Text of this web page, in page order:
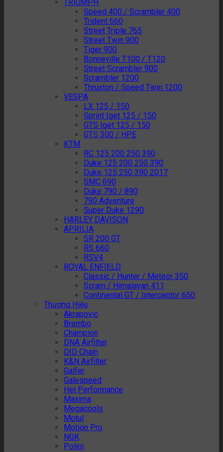
TRIUMPH
Speed 400 / Scrambler 400
Trident 660
Street Triple 765
Street Twin 900
Tiger 900
Bonneville T100 / T120
Street Scrambler 900
Scrambler 1200
Thruxton / Speed Twin 1200
VESPA
LX 125 / 150
Sprint Iget 125 / 150
GTS Iget 125 / 150
GTS 300 / HPE
KTM
RC 125 200 250 390
Duke 125 200 250 390
Duke 125 250 390 2017
SMC 690
Duke 790 / 890
790 Adventure
Super Duke 1290
HARLEY DAVISON
APRILIA
SR 200 GT
RS 660
RSV4
ROYAL ENFIELD
Classic / Hunter / Meteor 350
Scram / Himalayan 411
Continental GT / Interceptor 650
Thương Hiệu
Akrapovic
Brembo
Champion
DNA Airfilter
DID Chain
K&N Airfilter
Galfer
Galespeed
Hel Performance
Maxima
Megacools
Motul
Motion Pro
NGK
Polini